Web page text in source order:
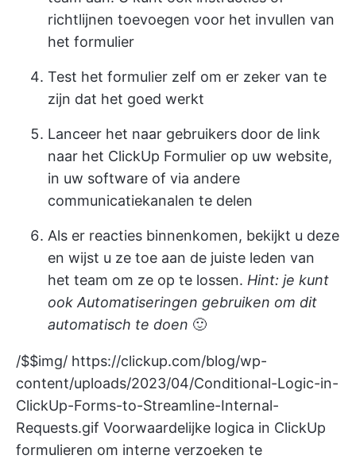
richtlijnen toevoegen voor het invullen van
het formulier
Test het formulier zelf om er zeker van te
zijn dat het goed werkt
Lanceer het naar gebruikers door de link
naar het ClickUp Formulier op uw website,
in uw software of via andere
communicatiekanalen te delen
Als er reacties binnenkomen, bekijkt u deze
en wijst u ze toe aan de juiste leden van
het team om ze op te lossen. Hint: je kunt
ook Automatiseringen gebruiken om dit
automatisch te doen 🙂
/$$img/ https://clickup.com/blog/wp-
content/uploads/2023/04/Conditional-Logic-in-
ClickUp-Forms-to-Streamline-Internal-
Requests.gif Voorwaardelijke logica in ClickUp
formulieren om interne verzoeken te